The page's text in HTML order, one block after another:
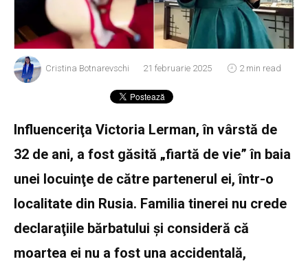
Cristina Botnarevschi 21 februarie 2025 2 min read
Influenceriţa Victoria Lerman, în vârstă de
32 de ani, a fost găsită „fiartă de vie” în baia
unei locuinţe de către partenerul ei, într-o
localitate din Rusia. Familia tinerei nu crede
declaraţiile bărbatului şi consideră că
moartea ei nu a fost una accidentală,